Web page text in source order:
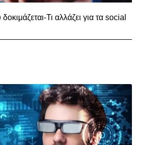
Τι αλλάζει για τα social